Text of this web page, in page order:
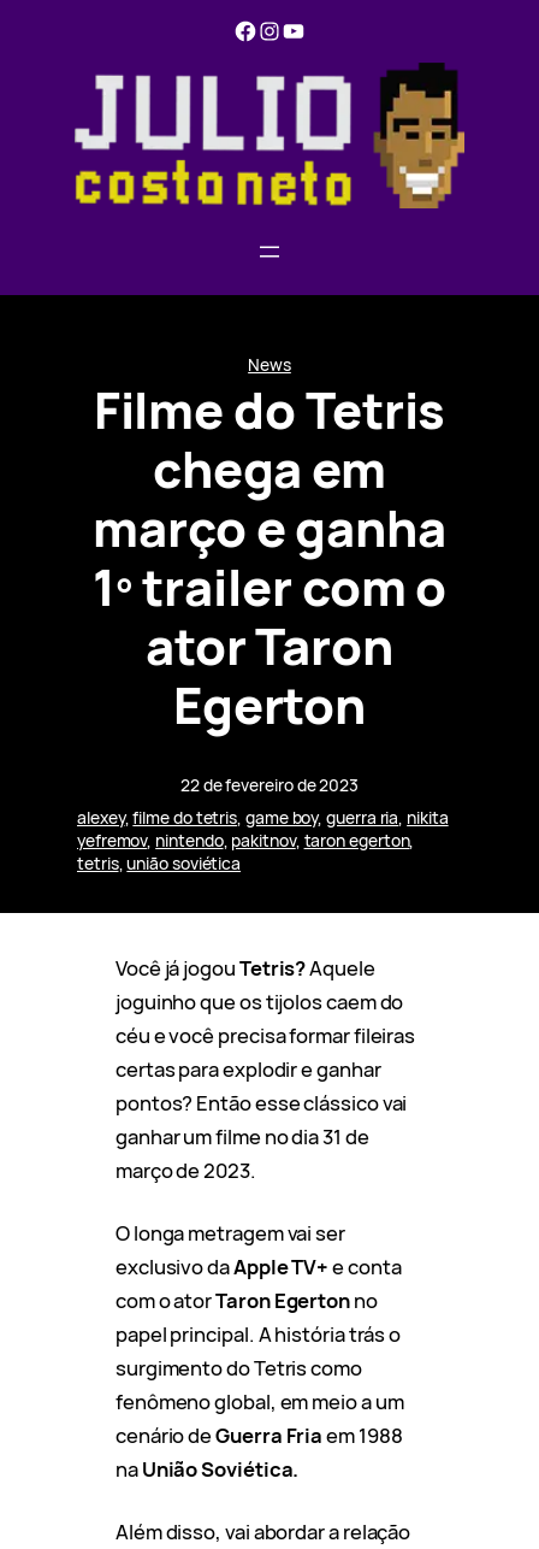
Facebook Instagram YouTube
News
Filme do Tetris
chega em
março e ganha
1º trailer com o
ator Taron
Egerton
22 de fevereiro de 2023
alexey, filme do tetris, game boy, guerra ria, nikita
yefremov, nintendo, pakitnov, taron egerton
tetris, união soviética
Você já jogouTetris?Aquele
joguinho que os tijolos caem do
céu e você precisa formar fileiras
certas para explodir e ganhar
pontos? Então esse clássico vai
ganhar um filme no dia 31 de
março de 2023.
O longa metragem vai ser
exclusivo daApple TV+e conta
com o atorTaron Egertonno
papel principal. A história trás o
surgimento do Tetris como
fenômeno global, em meio a um
cenário deGuerra Friaem 1988
naUnião Soviética.
Além disso, vai abordar a relação